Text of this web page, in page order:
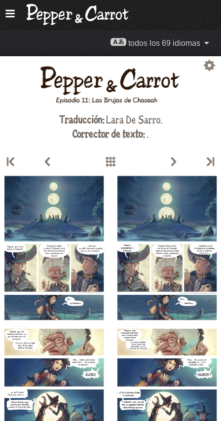
todos los 69 idiomas
Traducción:Lara De Sarro.
Corrector de texto:.